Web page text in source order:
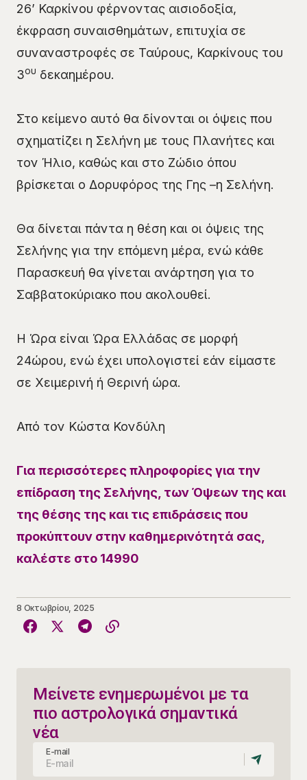
26’ Καρκίνου φέρνοντας αισιοδοξία,
έκφραση συναισθημάτων, επιτυχία σε
συναναστροφές σε Ταύρους, Καρκίνους του
3ου δεκαημέρου.
Στο κείμενο αυτό θα δίνονται οι όψεις που
σχηματίζει η Σελήνη με τους Πλανήτες και
τον Ήλιο, καθώς και στο Ζώδιο όπου
βρίσκεται ο Δορυφόρος της Γης –η Σελήνη.
Θα δίνεται πάντα η θέση και οι όψεις της
Σελήνης για την επόμενη μέρα, ενώ κάθε
Παρασκευή θα γίνεται ανάρτηση για το
Σαββατοκύριακο που ακολουθεί.
Η Ώρα είναι Ώρα Ελλάδας σε μορφή
24ώρου, ενώ έχει υπολογιστεί εάν είμαστε
σε Χειμερινή ή Θερινή ώρα.
Από τον Κώστα Κονδύλη
Για περισσότερες πληροφορίες για την
επίδραση της Σελήνης, των Όψεων της και
της θέσης της και τις επιδράσεις που
προκύπτουν στην καθημερινότητά σας,
καλέστε στο 14990
8 Οκτωβρίου, 2025
Μείνετε ενημερωμένοι με τα
πιο αστρολογικά σημαντικά
νέα
E-mail